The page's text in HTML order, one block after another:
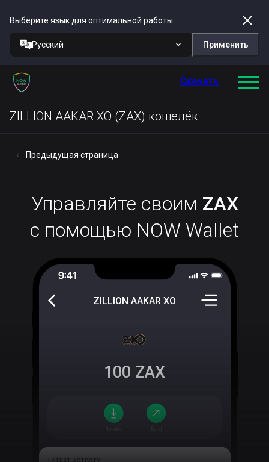
Выберите язык для оптимальной работы
Русский Применить
Скачать
ZILLION AAKAR XO (ZAX) кошелёк
Предыдущая страница
Управляйте своим ZAX
с помощью NOW Wallet
ZILLION AAKAR XO
100 ZAX